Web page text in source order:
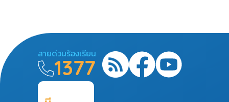
สายด่วนร้องเรียน
1377